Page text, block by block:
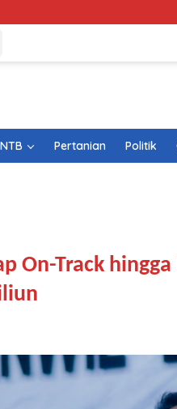
Polres
NTB Pertanian Politik
On-Track